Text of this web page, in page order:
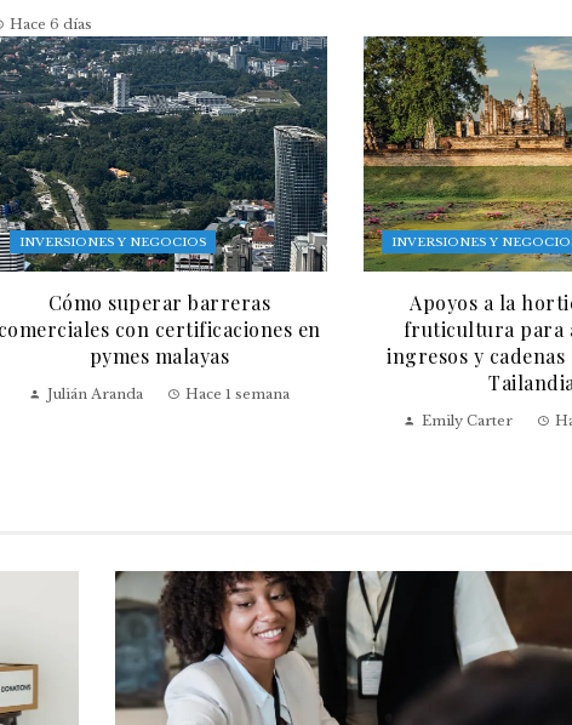
Hace 6 días
INVERSIONES Y NEGOCIOS
Cómo superar barreras
comerciales con certificaciones en
pymes malayas
Julián Aranda Hace 1 semana
INVERSIONES Y
Apoyos a la
fruticultura para
ingresos y
Emily Carter